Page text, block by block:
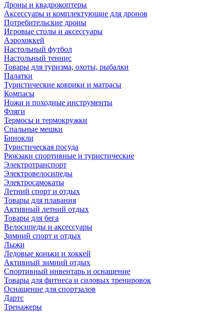
Дроны и квадрокоптеры
Аксессуары и комплектующие для дронов
Потребительские дроны
Игровые столы и аксессуары
Аэрохоккей
Настольный футбол
Настольный теннис
Товары для туризма, охоты, рыбалки
Палатки
Туристические коврики и матрасы
Компасы
Ножи и походные инструменты
Фляги
Термосы и термокружки
Спальные мешки
Бинокли
Туристическая посуда
Рюкзаки спортивные и туристические
Электротранспорт
Электровелосипеды
Электросамокаты
Летний спорт и отдых
Товары для плавания
Активный летний отдых
Товары для бега
Велосипеды и аксессуары
Зимний спорт и отдых
Лыжи
Ледовые коньки и хоккей
Активный зимний отдых
Спортивный инвентарь и оснащение
Товары для фитнеса и силовых тренировок
Оснащение для спортзалов
Дартс
Тренажеры